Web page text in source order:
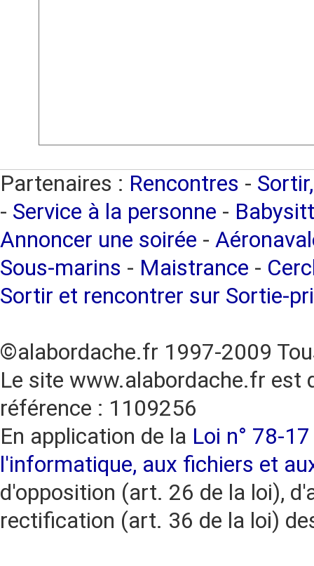
Partenaires : Rencontres -
- Service à la personne -
Annoncer une soirée -
Sous-marins - Maistrance -
Sortir et rencontrer sur Sortie-
©alabordache.fr 1997-2009
Le site www.alabordache.fr est
référence : 1109256
En application de la Loi n° 78-
l'informatique, aux fichiers et
d'opposition (art. 26 de la loi),
rectification (art. 36 de la loi)